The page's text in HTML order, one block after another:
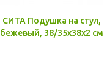
СИТА Подушка на стул,
бежевый, 38/35x38x2 см